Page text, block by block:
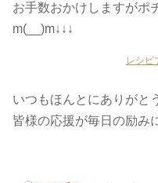
お手数おかけしますがポ
m(__)m↓↓↓
レシピ
いつもほんとにありがと
皆様の応援が毎日の励み